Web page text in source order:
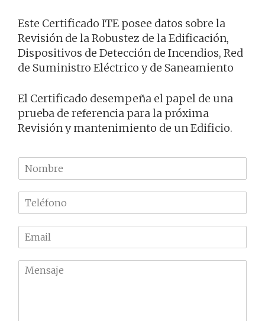
Este Certificado ITE posee datos sobre la
Revisión de la Robustez de la Edificación,
Dispositivos de Detección de Incendios, Red
de Suministro Eléctrico y de Saneamiento
El Certificado desempeña el papel de una
prueba de referencia para la próxima
Revisión y mantenimiento de un Edificio.
N
o
m
r
e
l
f
m
a
M